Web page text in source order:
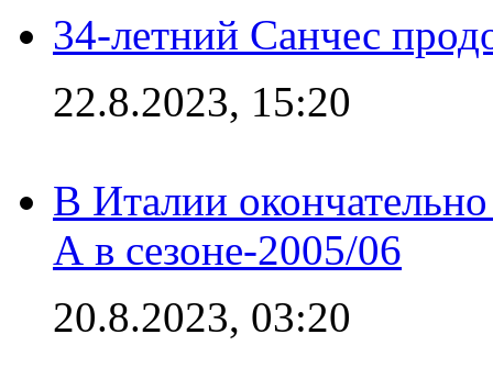
34-летний Санчес
22.8.2023, 15:20
В Италии
А в сезоне-2005/06
20.8.2023, 03:20